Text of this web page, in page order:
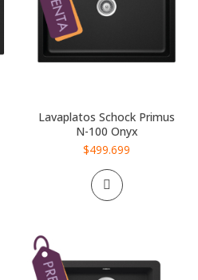
Lavaplatos Schock Primus
N-100 Onyx
$499.699